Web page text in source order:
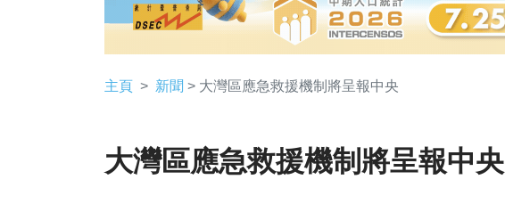
主頁 新聞 > 大灣區應急救援機制將呈報中央
大灣區應急救援機制將呈報中央